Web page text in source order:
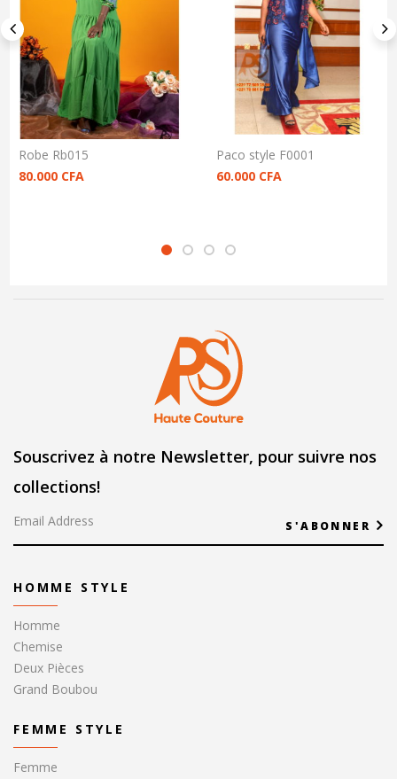
Robe Rb015
80.000 CFA
Paco style F0001
60.000 CFA
Souscrivez à notre Newsletter, pour suivre nos
collections!
S'ABONNER
HOMME STYLE
Homme
Chemise
Deux Pièces
Grand Boubou
FEMME STYLE
Femme